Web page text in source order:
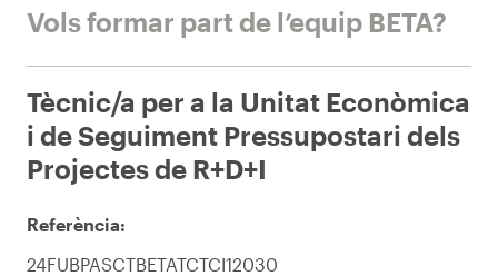
Vols formar part de l’equip BETA?
Tècnic/a per a la Unitat Econòmica
i de Seguiment Pressupostari dels
Projectes de R+D+I
Referència:
24FUBPASCTBETATCTCI12030